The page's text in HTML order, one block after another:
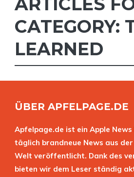
CATEGORY:
LEARNED
ÜBER APFELPAGE.DE
Apfelpage.de ist ein Apple
täglich brandneue News aus
Welt veröffentlicht. Dank des
bieten wir dem Leser ständig